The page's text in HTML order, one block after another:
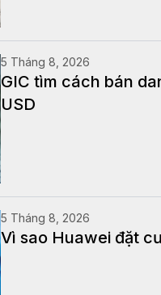
5 Tháng 8, 2026
GIC tìm cách bán
USD
5 Tháng 8, 2026
Vì sao Huawei đặt